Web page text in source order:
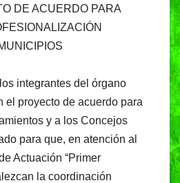
DE ACUERDO PARA
integrantes del órgano
el proyecto de acuerdo para
y a los Concejos
para que, en atención al
Actuación “Primer
la coordinación